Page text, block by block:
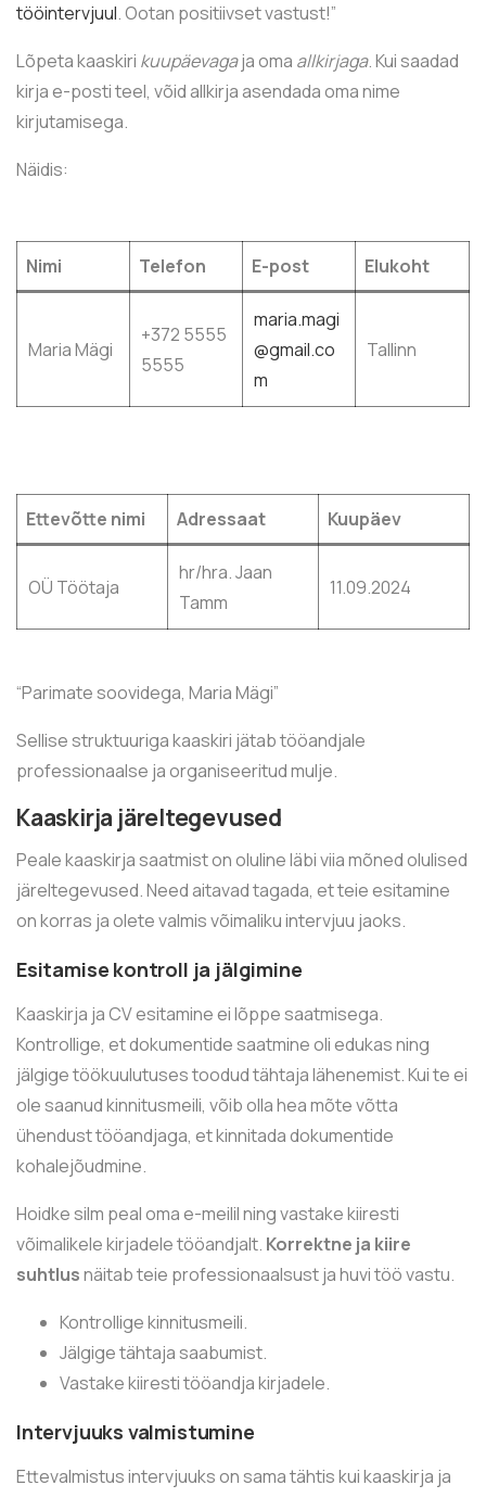
tööintervjuul. Ootan positiivset vastust!”
Lõpeta kaaskiri kuupäevagaja oma allkirjaga. Kui saadad
kirja e-posti teel, võid allkirja asendada oma nime
kirjutamisega.
Näidis:
Nimi Telefon E-post Elukoht
Maria Mägi
+372 5555
5555
maria.magi
@gmail.co
m
Tallinn
Ettevõtte nimi Adressaat Kuupäev
OÜ Töötaja
hr/hra. Jaan
Tamm
11.09.2024
“Parimate soovidega, Maria Mägi”
Sellise struktuuriga kaaskiri jätab tööandjale
professionaalse ja organiseeritud mulje.
Kaaskirja järeltegevused
Peale kaaskirja saatmist on oluline läbi viia mõned olulised
järeltegevused. Need aitavad tagada, et teie esitamine
on korras ja olete valmis võimaliku intervjuu jaoks.
Esitamise kontroll ja jälgimine
Kaaskirja ja CV esitamine ei lõppe saatmisega.
Kontrollige, et dokumentide saatmine oli edukas ning
jälgige töökuulutuses toodud tähtaja lähenemist. Kui te ei
ole saanud kinnitusmeili, võib olla hea mõte võtta
ühendust tööandjaga, et kinnitada dokumentide
kohalejõudmine.
Hoidke silm peal oma e-meilil ning vastake kiiresti
võimalikele kirjadele tööandjalt. Korrektne ja kiire
suhtlusnäitab teie professionaalsust ja huvi töö vastu.
Kontrollige kinnitusmeili.
Jälgige tähtaja saabumist.
Vastake kiiresti tööandja kirjadele.
Intervjuuks valmistumine
Ettevalmistus intervjuuks on sama tähtis kui kaaskirja ja